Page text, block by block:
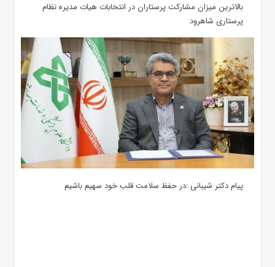
بالاترین میزان مشارکت پرستاران در انتخابات هیات مدیره نظام
پرستاری شاهرود
پیام دکتر شیبانی :در حفظ سلامت قلب خود سهیم باشیم